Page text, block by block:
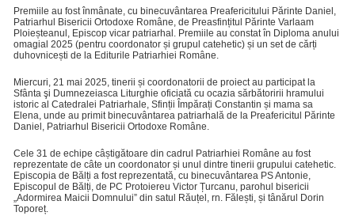
Premiile au fost înmânate, cu binecuvântarea Preafericitului Părinte Daniel,
Patriarhul Bisericii Ortodoxe Române, de Preasfințitul Părinte Varlaam
Ploieșteanul, Episcop vicar patriarhal. Premiile au constat în Diploma anului
omagial 2025 (pentru coordonator și grupul catehetic) și un set de cărți
duhovnicești de la Editurile Patriarhiei Române.
Miercuri, 21 mai 2025, tinerii și coordonatorii de proiect au participat la
Sfânta şi Dumnezeiasca Liturghie oficiată cu ocazia sărbătoririi hramului
istoric al Catedralei Patriarhale, Sfinții Împărați Constantin și mama sa
Elena, unde au primit binecuvântarea patriarhală de la Preafericitul Părinte
Daniel, Patriarhul Bisericii Ortodoxe Române.
Cele 31 de echipe câștigătoare din cadrul Patriarhiei Române au fost
reprezentate de câte un coordonator și unul dintre tinerii grupului catehetic.
Episcopia de Bălți a fost reprezentată, cu binecuvântarea PS Antonie,
Episcopul de Bălți, de PC Protoiereu Victor Țurcanu, parohul bisericii
„Adormirea Maicii Domnului” din satul Răuțel, rn. Fălești, și tânărul Dorin
Toporeț.